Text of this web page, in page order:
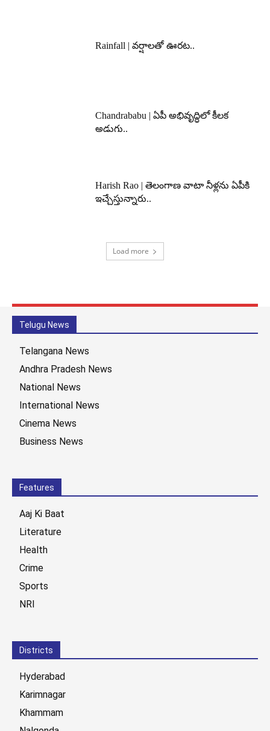
Rainfall | వర్షాలతో ఊరట..
Chandrababu | ఏపీ అభివృద్ధిలో కీలక
అడుగు..
Harish Rao | తెలంగాణ వాటా నీళ్లను ఏపీకి
ఇచ్చేస్తున్నారు..
Load more
Telugu News
Telangana News
Andhra Pradesh News
National News
International News
Cinema News
Business News
Features
Aaj Ki Baat
Literature
Health
Crime
Sports
NRI
Districts
Hyderabad
Karimnagar
Khammam